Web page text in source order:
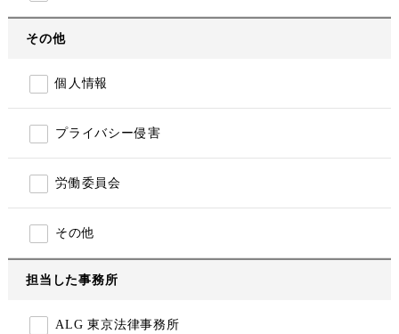
その他
個人情報
プライバシー侵害
労働委員会
その他
担当した事務所
ALG 東京法律事務所